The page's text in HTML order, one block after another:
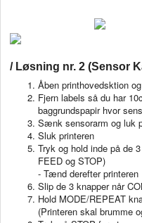
/ Løsning nr. 2 (Sensor
Åben printhovedsktion
Fjern labels så du har
baggrundspapir hvor
Sænk sensorarm og luk
Sluk printeren
Tryk og hold inde på de
FEED og STOP)
- Tænd derefter printeren
Slip de 3 knapper når
Hold MODE/REPEAT
(Printeren skal brumme